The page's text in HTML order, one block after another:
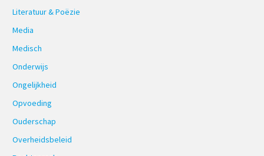
Literatuur & Poëzie
Media
Medisch
Onderwijs
Ongelijkheid
Opvoeding
Ouderschap
Overheidsbeleid